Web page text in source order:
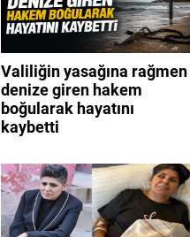
Valiliğin yasağına rağmen
denize giren hakem
boğularak hayatını
kaybetti